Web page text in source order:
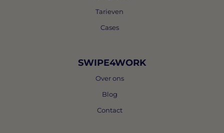
Tarieven
Cases
SWIPE4WORK
Over ons
Blog
Contact